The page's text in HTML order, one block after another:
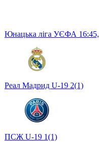
Юнацька ліга УЄФА 16:45,
Реал Мадрид U-19 2(1)
ПСЖ U-19 1(1)